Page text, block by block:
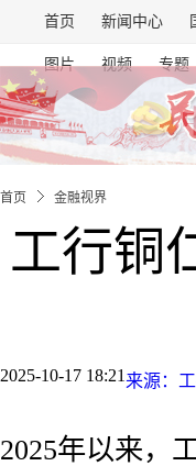
首页 新闻中心
图片 视频 专题
首页 金融视界
工行铜
2025-10-17 18:21 来源：
2025年以来，